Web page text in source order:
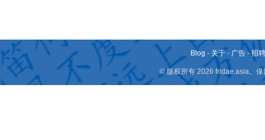
Blog - 关于 - 广告 -招
© 版权所有 2026 fridae.asia。